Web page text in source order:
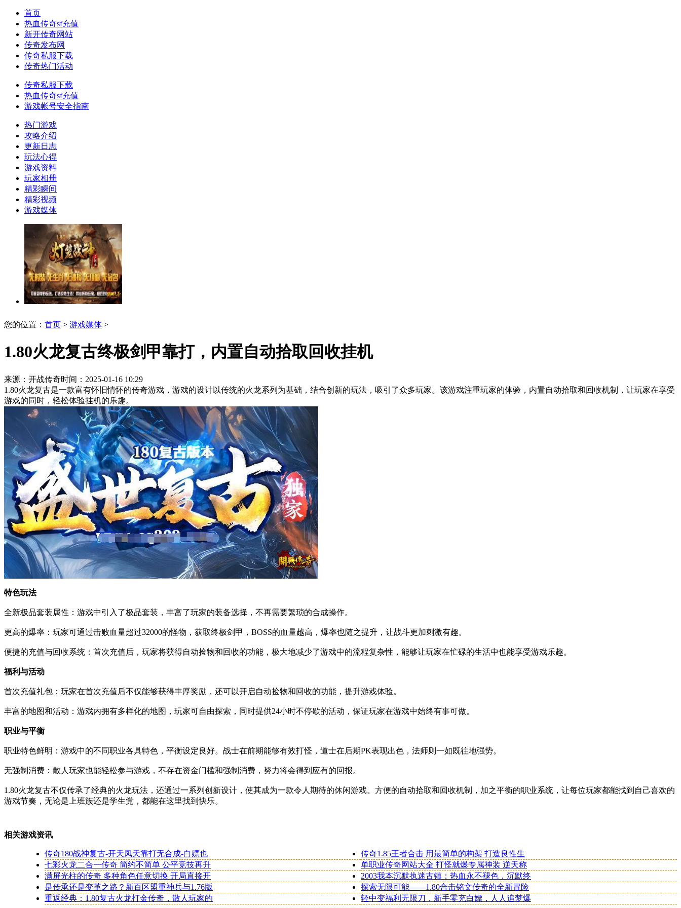
首页
热血传奇sf充值
新开传奇网站
传奇发布网
传奇私服下载
传奇热门活动
传奇私服下载
热血传奇sf充值
游戏帐号安全指南
热门游戏
攻略介绍
更新日志
玩法心得
游戏资料
玩家相册
精彩瞬间
精彩视频
游戏媒体
您的位置： 首页 > 游戏媒体 >
1.80火龙复古终极剑甲靠打，内置自动拾取回收挂机
来源：开战传奇时间：2025-01-16 10:29
1.80火龙复古是一款富有怀旧情怀的传奇游戏，游戏的设计以传统的火龙系列为基础，结合创新的玩法，吸引了众多玩家。该游戏注重玩家的体验，内置自动拾取和回收机制，让玩家在享受
游戏的同时，轻松体验挂机的乐趣。
特色玩法
全新极品套装属性：游戏中引入了极品套装，丰富了玩家的装备选择，不再需要繁琐的合成操作。
更高的爆率：玩家可通过击败血量超过32000的怪物，获取终极剑甲，BOSS的血量越高，爆率也随之提升，让战斗更加刺激有趣。
便捷的充值与回收系统：首次充值后，玩家将获得自动捡物和回收的功能，极大地减少了游戏中的流程复杂性，能够让玩家在忙碌的生活中也能享受游戏乐趣。
福利与活动
首次充值礼包：玩家在首次充值后不仅能够获得丰厚奖励，还可以开启自动捡物和回收的功能，提升游戏体验。
丰富的地图和活动：游戏内拥有多样化的地图，玩家可自由探索，同时提供24小时不停歇的活动，保证玩家在游戏中始终有事可做。
职业与平衡
职业特色鲜明：游戏中的不同职业各具特色，平衡设定良好。战士在前期能够有效打怪，道士在后期PK表现出色，法师则一如既往地强势。
无强制消费：散人玩家也能轻松参与游戏，不存在资金门槛和强制消费，努力将会得到应有的回报。
1.80火龙复古不仅传承了经典的火龙玩法，还通过一系列创新设计，使其成为一款令人期待的休闲游戏。方便的自动拾取和回收机制，加之平衡的职业系统，让每位玩家都能找到自己喜欢的
游戏节奏，无论是上班族还是学生党，都能在这里找到快乐。
相关游戏资讯
传奇180战神复古-开天凤天靠打无合成-白嫖也
传奇1.85王者合击 用最简单的构架 打造良性生
七彩火龙二合一传奇 简约不简单 公平竞技再升
单职业传奇网站大全 打怪就爆专属神装 逆天称
满屏光柱的传奇 多种角色任意切换 开局直接开
2003我本沉默执迷古镇：热血永不褪色，沉默终
是传承还是变革之路？新百区盟重神兵与1.76版
探索无限可能——1.80合击铭文传奇的全新冒险
重返经典：1.80复古火龙打金传奇，散人玩家的
轻中变福利无限刀，新手零充白嫖，人人追梦爆